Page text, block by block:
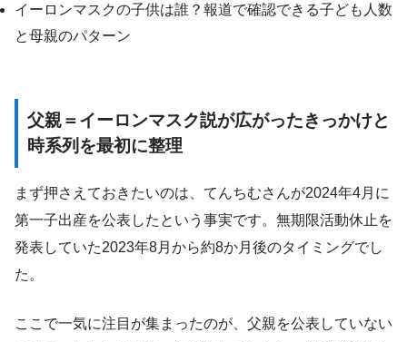
イーロンマスクの子供は誰？報道で確認できる子ども人数
と母親のパターン
父親＝イーロンマスク説が広がったきっかけと
時系列を最初に整理
まず押さえておきたいのは、てんちむさんが2024年4月に
第一子出産を公表したという事実です。無期限活動休止を
発表していた2023年8月から約8か月後のタイミングでし
た。
ここで一気に注目が集まったのが、父親を公表していない